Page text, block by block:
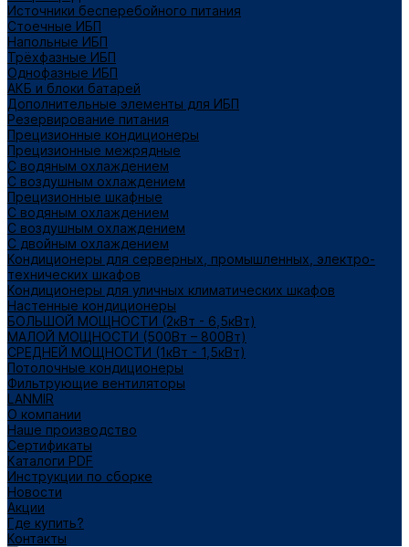
Источники бесперебойного питания
Стоечные ИБП
Напольные ИБП
Трёхфазные ИБП
Однофазные ИБП
АКБ и блоки батарей
Дополнительные элементы для ИБП
Резервирование питания
Прецизионные кондиционеры
Прецизионные межрядные
С водяным охлаждением
С воздушным охлаждением
Прецизионные шкафные
С водяным охлаждением
С воздушным охлаждением
С двойным охлаждением
Кондиционеры для серверных, промышленных, электро-
технических шкафов
Кондиционеры для уличных климатических шкафов
Настенные кондиционеры
БОЛЬШОЙ МОЩНОСТИ (2кВт - 6,5кВт)
МАЛОЙ МОЩНОСТИ (500Вт – 800Вт)
СРЕДНЕЙ МОЩНОСТИ (1кВт - 1,5кВт)
Потолочные кондиционеры
Фильтрующие вентиляторы
LANMIR
О компании
Наше производство
Сертификаты
Каталоги PDF
Инструкции по сборке
Новости
Акции
Где купить?
Контакты